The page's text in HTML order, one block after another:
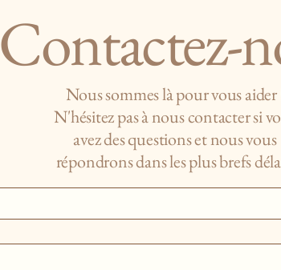
Contactez-
Nous sommes là pour vous aider
N'hésitez pas à nous contacter si
avez des questions et nous vous
répondrons dans les plus brefs